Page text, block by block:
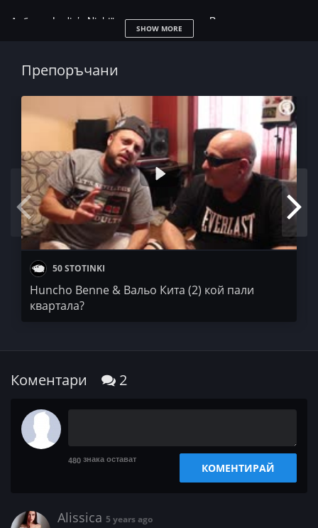
Албума „Ladie’s Night” се завърта плавно, Benne разказва
историята за това как така и защо двамата с Вальо Кита
SHOW MORE
Препоръчани
50 STOTINKI
Huncho Benne & Вальо Кита (2) кой пали
квартала?
Коментари 2
480 знака остават
КОМЕНТИРАЙ
Alissica 5 years ago